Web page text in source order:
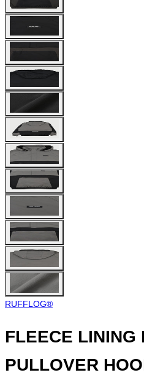
RUFFLOG®︎
FLEECE LINING
PULLOVER